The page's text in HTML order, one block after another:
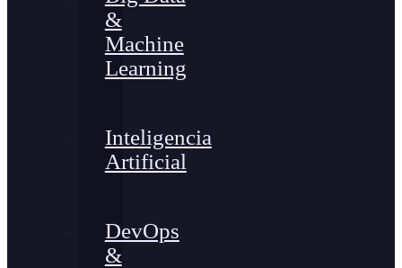
&
Machine
Learning
Inteligencia
Artificial
DevOps
&